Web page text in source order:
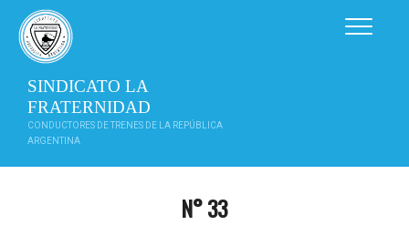
contenido
SINDICATO LA
FRATERNIDAD
CONDUCTORES DE TRENES DE LA REPÚBLICA
ARGENTINA
N° 33